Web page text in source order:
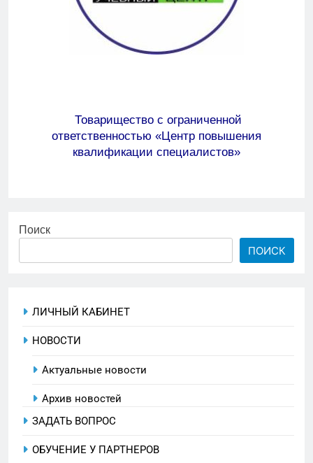
Поиск
ПОИСК
ЛИЧНЫЙ КАБИНЕТ
НОВОСТИ
Актуальные новости
Архив новостей
ЗАДАТЬ ВОПРОС
ОБУЧЕНИЕ У ПАРТНЕРОВ
Товарищество с ограниченной
ответственностью «Центр повышения
квалификации специалистов»